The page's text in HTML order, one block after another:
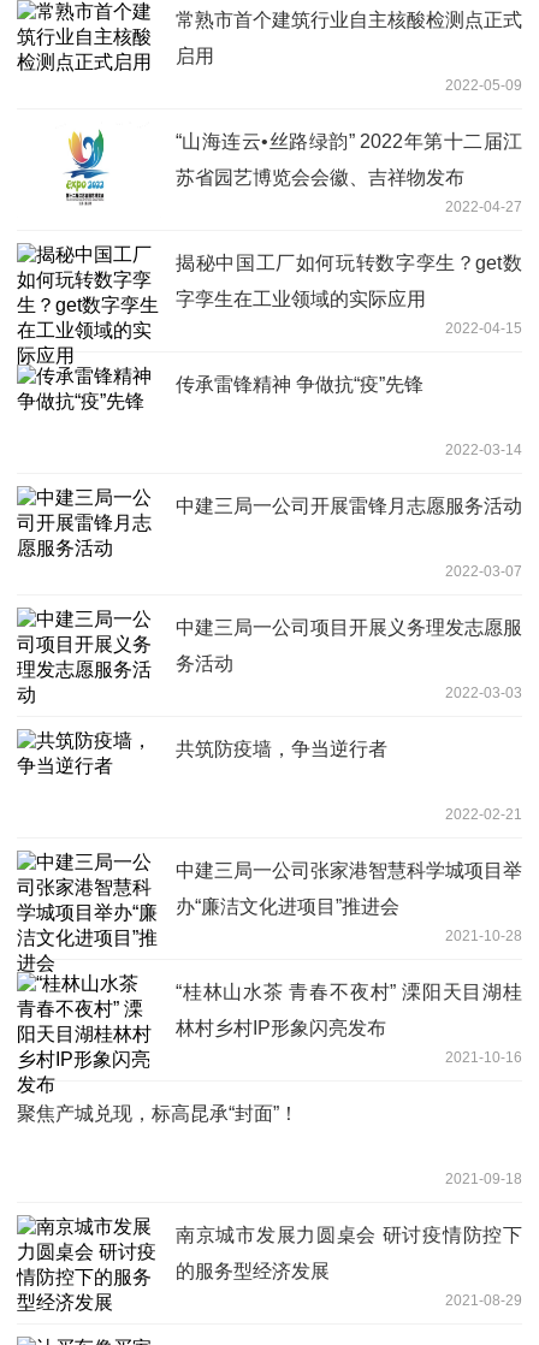
常熟市首个建筑行业自主核酸检测点正式
启用
2022-05-09
“山海连云•丝路绿韵” 2022年第十二届江
苏省园艺博览会会徽、吉祥物发布
2022-04-27
揭秘中国工厂如何玩转数字孪生？get数
字孪生在工业领域的实际应用
2022-04-15
传承雷锋精神 争做抗“疫”先锋
2022-03-14
中建三局一公司开展雷锋月志愿服务活动
2022-03-07
中建三局一公司项目开展义务理发志愿服
务活动
2022-03-03
共筑防疫墙，争当逆行者
2022-02-21
中建三局一公司张家港智慧科学城项目举
办“廉洁文化进项目”推进会
2021-10-28
“桂林山水茶 青春不夜村” 溧阳天目湖桂
林村乡村IP形象闪亮发布
2021-10-16
聚焦产城兑现，标高昆承“封面”！
2021-09-18
南京城市发展力圆桌会 研讨疫情防控下
的服务型经济发展
2021-08-29